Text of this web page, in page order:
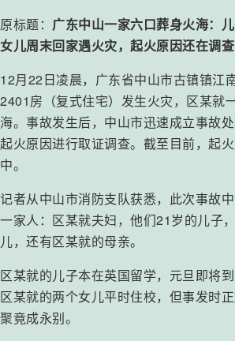
原标题： 广东中山一家六口葬身火海：
女儿周末回家遇火灾，起火原因还在调查
12月22日凌晨，广东省中山市古镇镇江
2401房（复式住宅）发生火灾，区某就
海。事故发生后，中山市迅速成立事故
起火原因进行取证调查。截至目前，起
中。
记者从中山市消防支队获悉，此次事故
一家人：区某就夫妇，他们21岁的儿子
儿，还有区某就的母亲。
区某就的儿子本在英国留学，元旦即将到
区某就的两个女儿平时住校，但事发时
聚竟成永别。